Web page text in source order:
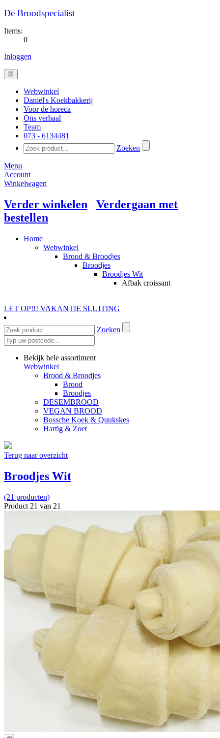
De Broodspecialist
Items:
0
Inloggen
☰
Webwinkel
Daniël's Koekbakkerij
Voor de horeca
Ons verhaal
Team
073 - 6134481​
Zoeken
Menu
Account
Winkelwagen
Verder winkelen
Verdergaan met
bestellen
Home
Webwinkel
Brood & Broodjes
Broodjes
Broodjes Wit
Afbak croissant
LET OP!!! VAKANTIE SLUITING
Zoeken
Bekijk hele assortiment
Webwinkel
Brood & Broodjes
Brood
Broodjes
DESEMBROOD
VEGAN BROOD
Bossche Koek & Quukskes
Hartig & Zoet
Terug naar overzicht
Broodjes Wit
(21 producten)
Product 21 van 21